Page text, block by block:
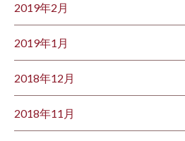
2019年2月
2019年1月
2018年12月
2018年11月